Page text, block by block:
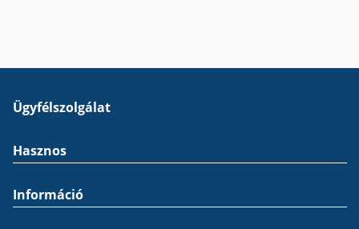
Ügyfélszolgálat
Hasznos
Információ